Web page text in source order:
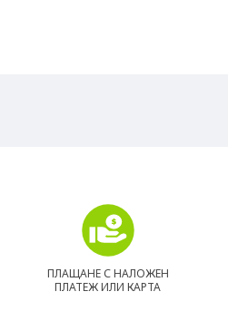
ПЛАЩАНЕ С НАЛОЖЕН
ПЛАТЕЖ ИЛИ КАРТА